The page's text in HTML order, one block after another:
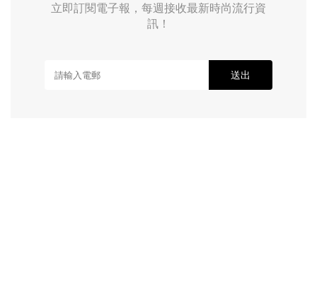
立即訂閱電子報，每週接收最新時尚流行資
訊！
送出